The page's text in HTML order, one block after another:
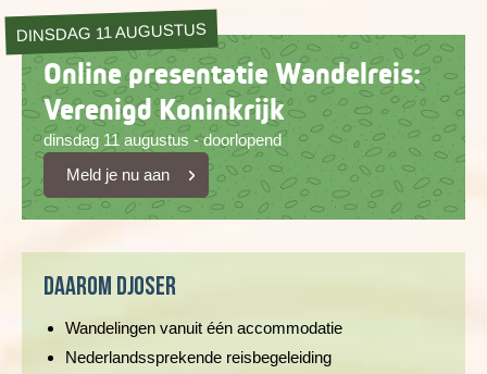
DINSDAG 11 AUGUSTUS
Online presentatie Wandelreis:
Verenigd Koninkrijk
dinsdag 11 augustus - doorlopend
Meld je nu aan
Daarom Djoser
Wandelingen vanuit één accommodatie
Nederlandssprekende reisbegeleiding